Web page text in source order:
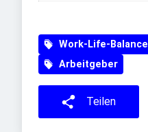
Work-Life-Balance
Arbeitgeber
Teilen